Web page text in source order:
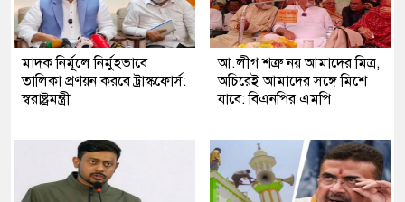
মাদক নির্মূলে নির্মুহভাবে
তালিকা প্রণয়ন করবে ট্রাস্কফোর্স:
স্বরাষ্ট্রমন্ত্রী
আ.লীগ শত্রু নয় আমাদের মিত্র,
অচিরেই আমাদের সঙ্গে মিশে
যাবে: বিএনপির এমপি